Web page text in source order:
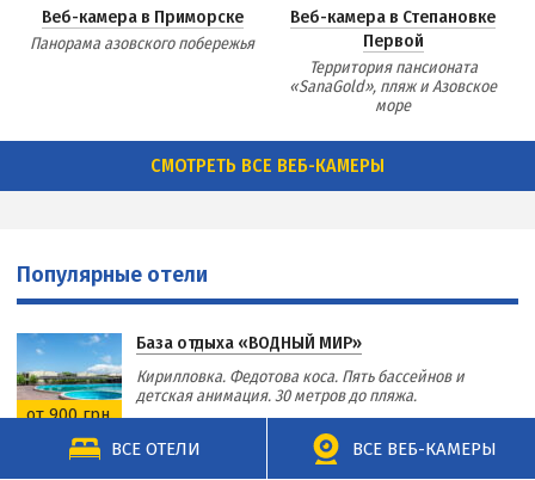
ВСЕ ОТЕЛИ ВСЕ ВЕБ-КАМЕРЫ
Веб-камера в Приморске
Панорама азовского побережья
Веб-камера в Степановке
Первой
Территория пансионата
«SanaGold», пляж и Азовское
море
СМОТРЕТЬ ВСЕ ВЕБ-КАМЕРЫ
Популярные отели
от 900 грн.
База отдыха «ВОДНЫЙ МИР»
Кирилловка. Федотова коса. Пять бассейнов и
детская анимация. 30 метров до пляжа.